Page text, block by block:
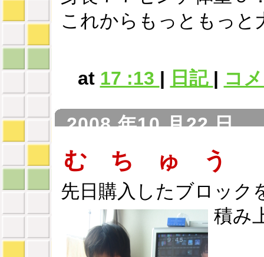
これからもっともっと
at 17 :13 | 日記 | コ
2008 年10 月22 日
む ち ゅ う
先日購入したブロック
積み